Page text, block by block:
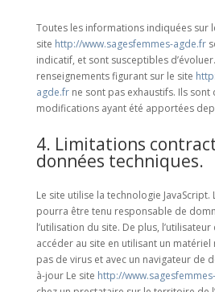
Toutes les informations indiquées sur
site http://www.sagesfemmes-agde.fr
indicatif, et sont susceptibles
renseignements figurant sur le site
agde.frne sont pas exhaustifs. Ils sont
modifications ayant été apportées
4. Limitations
données techniques.
Le site utilise la technologie JavaScript.
pourra être tenu responsable de
l’utilisation du site. De plus, l’utilisateur
accéder au site en utilisant un
pas de virus et avec un navigateur de
à-jour Le site http://